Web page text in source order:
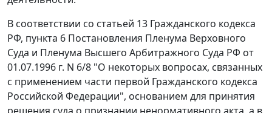
В соответствии со статьей 13 Гражданского кодекса
РФ, пункта 6 Постановления Пленума Верховного
Суда и Пленума Высшего Арбитражного Суда РФ от
01.07.1996 г. N 6/8 "О некоторых вопросах, связанных
с применением части первой Гражданского кодекса
Российской Федерации", основанием для принятия